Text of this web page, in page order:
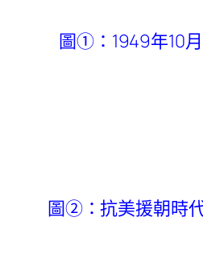
圖①：1949年10
圖②：抗美援朝時